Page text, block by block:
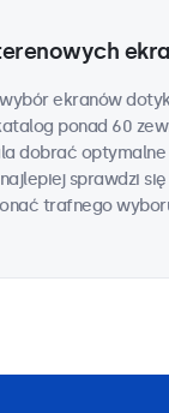
ekranów
ponad 60
dobrać
sprawdzi
trafnego